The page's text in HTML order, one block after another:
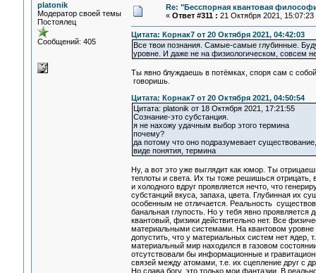
platonik
Модератор своей темы
Постоялец
Сообщений: 405
Re: "Бесспорная квантовая
« Ответ #311 : 21 Октября 2021, 15:07:23
Цитата: Корнак7 от 20 Октября 2021, 04:42:03
Все твои познания. Самые-самые глубинные.
уровне. И даже не на физиологическом, совсем
Ты явно блуждаешь в потёмках, споря сам с
говоришь.
Цитата: Корнак7 от 20 Октября 2021, 04:50:54
Цитата: platonik от 18 Октября 2021, 17:21:55
Сознание-это субстанция.
я не нахожу удачным выбор этого термина
почему?
да потому что оно подразумевает
виде понятия, термина
Ну, а вот это уже выглядит как юмор. Ты
теплоты и света. Их ты тоже решишься отрицать,
и холодного вдруг проявляется нечто, что
субстанций вкуса, запаха, цвета. Глубинная их
особенным не отличается. Реальность
банальная глупость. Но у тебя явно
квантовый, физики действительно нет. Все
материальными системами. На квантовом уровне
допустить, что у материальных систем нет ядер,
материальный мир находился в газовом
отсутствовали бы информационные и
связей между атомами, т.е. их сцепление друг с
Но слава богу, это только мои фантазии. В